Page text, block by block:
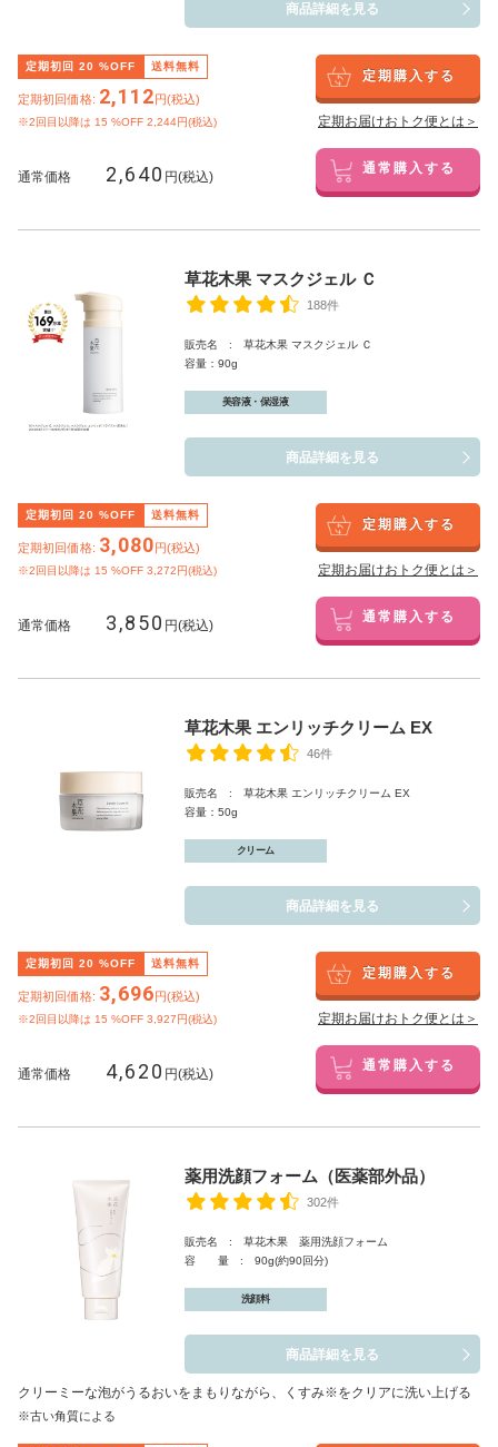
商品詳細を見る
定期初回 20 %OFF 送料無料
定期初回価格: 2,112円(税込)
※2回目以降は 15 %OFF 2,244円(税込)
定期購入する
定期お届けおトク便とは＞
通常価格 2,640 円(税込) 通常購入する
草花木果 マスクジェル Ｃ
188件
販売名 : 草花木果 マスクジェル Ｃ
容量：90g
美容液・保湿液
商品詳細を見る
定期初回 20 %OFF 送料無料
定期初回価格: 3,080円(税込)
※2回目以降は 15 %OFF 3,272円(税込)
定期購入する
定期お届けおトク便とは＞
通常価格 3,850 円(税込) 通常購入する
草花木果 エンリッチクリーム EX
46件
販売名 : 草花木果 エンリッチクリーム EX
容量：50g
クリーム
商品詳細を見る
定期初回 20 %OFF 送料無料
定期初回価格: 3,696円(税込)
※2回目以降は 15 %OFF 3,927円(税込)
定期購入する
定期お届けおトク便とは＞
通常価格 4,620 円(税込) 通常購入する
薬用洗顔フォーム（医薬部外品）
302件
販売名 : 草花木果 薬用洗顔フォーム
容 量 : 90g(約90回分)
洗顔料
商品詳細を見る
クリーミーな泡がうるおいをまもりながら、くすみ※をクリアに洗い上げる
※古い角質による